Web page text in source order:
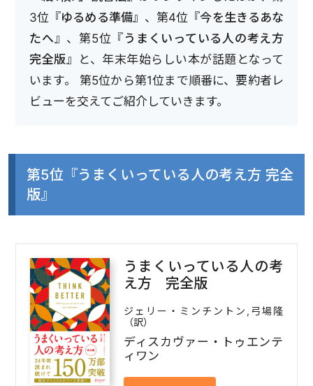
3位『ゆるめる準備』、第4位『今を生きるあな
たへ』、第5位『うまくいっている人の考え方
完全版』と、年末年始らしい本が話題となって
います。 第5位から第1位まで順番に、要約者レ
ビューを交えてご紹介していきます。
第5位『うまくいっている人の考え方 完全
版』
うまくいっている人の考
え方 完全版
ジェリー・ミンチントン,弓場隆
（訳）
ディスカヴァー・トゥエンテ
ィワン